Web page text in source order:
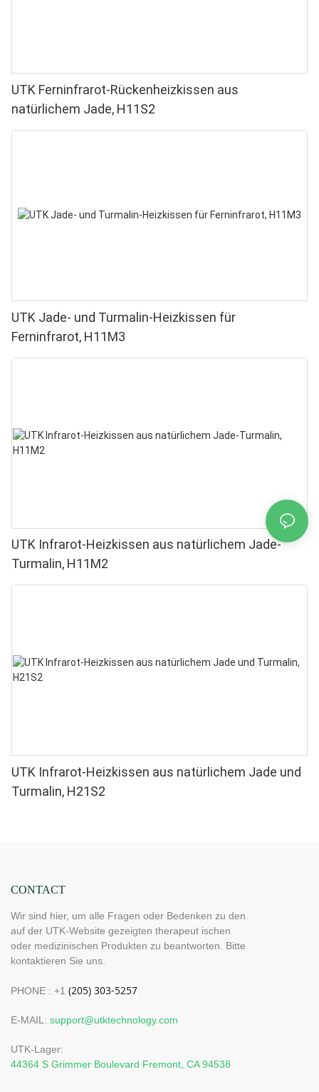
UTK Ferninfrarot-Rückenheizkissen aus
natürlichem Jade, H11S2
UTK Jade- und Turmalin-Heizkissen für
Ferninfrarot, H11M3
UTK Infrarot-Heizkissen aus natürlichem Jade-
Turmalin, H11M2
UTK Infrarot-Heizkissen aus natürlichem Jade und
Turmalin, H21S2
CONTACT
Wir sind hier, um alle Fragen oder Bedenken zu den
auf der UTK-Website gezeigten therapeut ischen
oder medizinischen Produkten zu beantworten. Bitte
kontaktieren Sie uns.
PHONE : +1
E-MAIL: support@utktechnology.com
UTK-Lager:
44364 S Grimmer Boulevard Fremont, CA 94538